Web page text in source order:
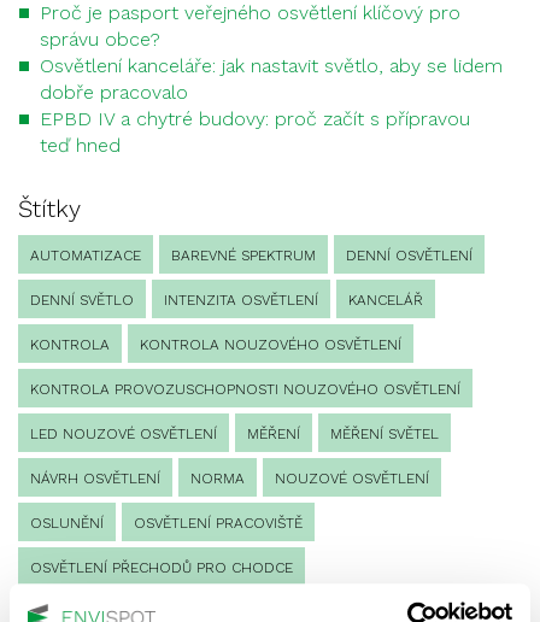
Proč je pasport veřejného osvětlení klíčový pro
správu obce?
Osvětlení kanceláře: jak nastavit světlo, aby se lidem
dobře pracovalo
EPBD IV a chytré budovy: proč začít s přípravou
teď hned
Štítky
AUTOMATIZACE BAREVNÉ SPEKTRUM DENNÍ OSVĚTLENÍ
DENNÍ SVĚTLO INTENZITA OSVĚTLENÍ KANCELÁŘ
KONTROLA KONTROLA NOUZOVÉHO OSVĚTLENÍ
KONTROLA PROVOZUSCHOPNOSTI NOUZOVÉHO OSVĚTLENÍ
LED NOUZOVÉ OSVĚTLENÍ MĚŘENÍ MĚŘENÍ SVĚTEL
NÁVRH OSVĚTLENÍ NORMA NOUZOVÉ OSVĚTLENÍ
OSLUNĚNÍ OSVĚTLENÍ PRACOVIŠTĚ
OSVĚTLENÍ PŘECHODŮ PRO CHODCE
OSVĚTLENÍ SPORTOVIŠŤ